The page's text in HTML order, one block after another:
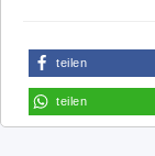
teilen
teilen